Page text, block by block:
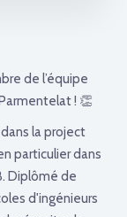
de l’équipe
! 👏
la project
particulier dans
Diplômé de
d'ingénieurs